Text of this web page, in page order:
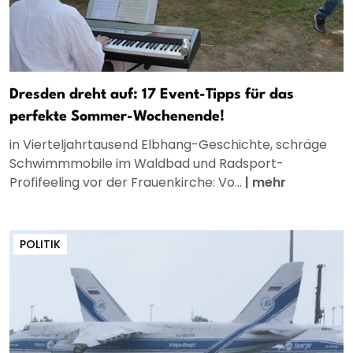
Dresden dreht auf: 17 Event-Tipps für das
perfekte Sommer-Wochenende!
in Vierteljahrtausend Elbhang-Geschichte, schräge
Schwimmmobile im Waldbad und Radsport-
Profifeeling vor der Frauenkirche: Vo... | mehr
POLITIK